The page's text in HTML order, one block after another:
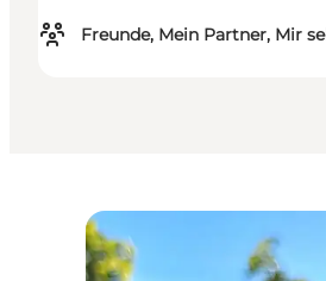
Freunde, Mein Partner, Mir